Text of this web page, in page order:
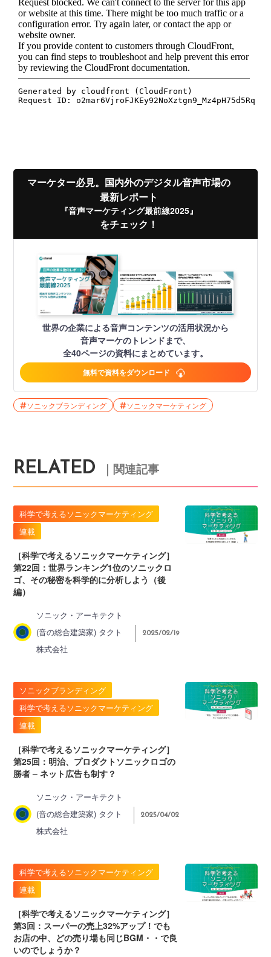
マーケター必見。国内外のデジタル音声市場の
最新レポート
『音声マーケティング最前線2025』
をチェック！
世界の企業による音声コンテンツの活用状況から
音声マーケのトレンドまで、
全40ページの資料にまとめています。
無料で資料をダウンロード
ソニックブランディング ソニックマーケティング
RELATED ｜関連記事
科学で考えるソニックマーケティング
連載
［科学で考えるソニックマーケティング］
第22回：世界ランキング1位のソニックロ
ゴ、その秘密を科学的に分析しよう（後
編）
ソニック・アーキテクト
(音の総合建築家) タクト
株式会社
2025/02/19
ソニックブランディング
科学で考えるソニックマーケティング
連載
［科学で考えるソニックマーケティング］
第25回：明治、プロダクトソニックロゴの
勝者 – ネット広告も制す？
ソニック・アーキテクト
(音の総合建築家) タクト
株式会社
2025/04/02
科学で考えるソニックマーケティング
連載
［科学で考えるソニックマーケティング］
第3回：スーパーの売上32%アップ！でも
お店の中、どの売り場も同じBGM・・で良
いのでしょうか？